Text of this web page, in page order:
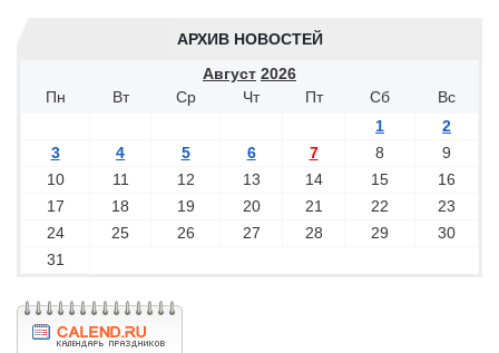
АРХИВ НОВОСТЕЙ
Август 2026
Пн
Вт Ср Чт Пт Сб
Вс
1
2
3
4 5 6 7 8
9
10
11 12 13 14 15
16
17
18 19 20 21 22
23
24
25 26 27 28 29
30
31